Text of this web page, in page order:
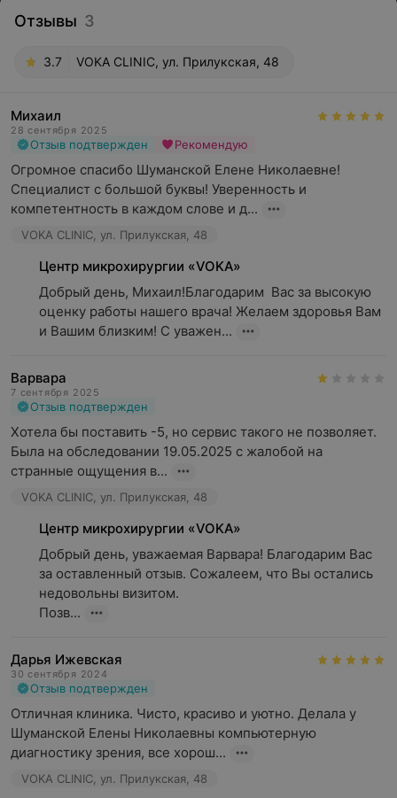
Отзывы 3
3.7 VOKA CLINIC, ул. Прилукская, 48
Михаил
28 сентября 2025
Отзыв подтвержден Рекомендую
Огромное спасибо Шуманской Елене Николаевне!
Специалист с большой буквы! Уверенность и
компетентность в каждом слове и д...
VOKA CLINIC, ул. Прилукская, 48
Центр микрохирургии «VOKA»
Добрый день, Михаил!Благодарим  Вас за высокую
оценку работы нашего врача! Желаем здоровья Вам
и Вашим близким! С уважен...
Варвара
7 сентября 2025
Отзыв подтвержден
Хотела бы поставить -5, но сервис такого не позволяет.
Была на обследовании 19.05.2025 с жалобой на
странные ощущения в...
VOKA CLINIC, ул. Прилукская, 48
Центр микрохирургии «VOKA»
Добрый день, уважаемая Варвара! Благодарим Вас
за оставленный отзыв. Сожалеем, что Вы остались
недовольны визитом.
Позв...
Дарья Ижевская
30 сентября 2024
Отзыв подтвержден
Отличная клиника. Чисто, красиво и уютно. Делала у
Шуманской Елены Николаевны компьютерную
диагностику зрения, все хорош...
VOKA CLINIC, ул. Прилукская, 48